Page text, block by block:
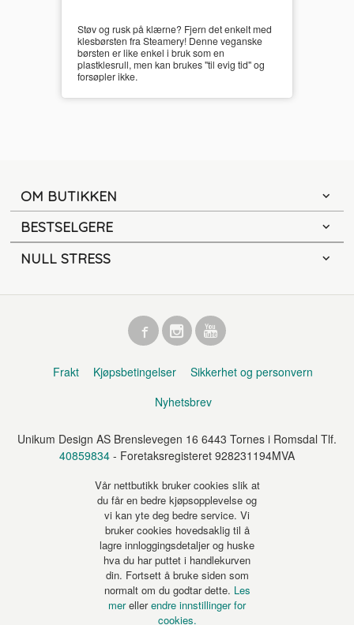
Støv og rusk på klærne? Fjern det enkelt med
klesbørsten fra Steamery! Denne veganske
børsten er like enkel i bruk som en
plastklesrull, men kan brukes "til evig tid" og
forsøpler ikke.
OM BUTIKKEN
BESTSELGERE
NULL STRESS
Frakt Kjøpsbetingelser
Sikkerhet og personvern
Nyhetsbrev
Unikum Design AS Brenslevegen 16 6443 Tornes i Romsdal Tlf.
40859834 - Foretaksregisteret 928231194MVA
Vår nettbutikk bruker cookies slik at
du får en bedre kjøpsopplevelse og
vi kan yte deg bedre service. Vi
bruker cookies hovedsaklig til å
lagre innloggingsdetaljer og huske
hva du har puttet i handlekurven
din. Fortsett å bruke siden som
normalt om du godtar dette. Les
merellerendre innstillinger for
cookies.